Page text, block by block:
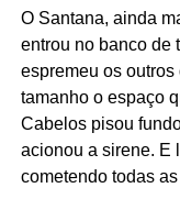
O Santana, ainda
entrou no banco de
espremeu os
tamanho o espaço
Cabelos pisou
acionou a sirene. E
cometendo todas